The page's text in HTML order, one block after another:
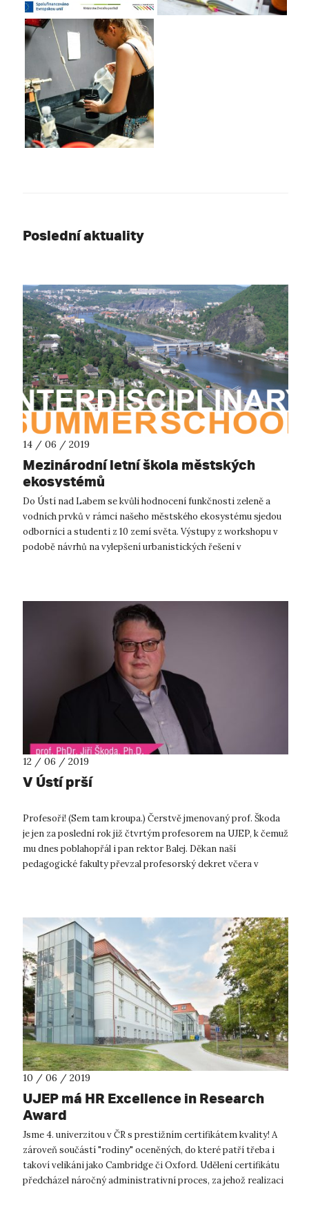
Poslední aktuality
14 / 06 / 2019
Mezinárodní letní škola městských
ekosystémů
Do Ústí nad Labem se kvůli hodnocení funkčnosti zeleně a
vodních prvků v rámci našeho městského ekosystému sjedou
odborníci a studenti z 10 zemí světa. Výstupy z workshopu v
podobě návrhů na vylepšení urbanistických řešení v
12 / 06 / 2019
V Ústí prší
Profesoři! (Sem tam kroupa.) Čerstvě jmenovaný prof. Škoda
je jen za poslední rok již čtvrtým profesorem na UJEP, k čemuž
mu dnes poblahopřál i pan rektor Balej. Děkan naší
pedagogické fakulty převzal profesorský dekret včera v
10 / 06 / 2019
UJEP má HR Excellence in Research
Award
Jsme 4. univerzitou v ČR s prestižním certifikátem kvality! A
zároveň součástí "rodiny" oceněných, do které patří třeba i
takoví velikáni jako Cambridge či Oxford. Udělení certifikátu
předcházel náročný administrativní proces, za jehož realizaci